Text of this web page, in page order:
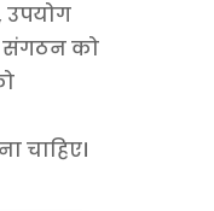
संगठन को
चाहिए।